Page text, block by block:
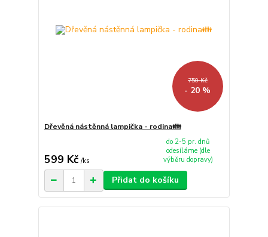
750 Kč
- 20 %
Dřevěná nástěnná lampička - rodina👪
599 Kč /ks
do 2-5 pr. dnů
odesíláme (dle
výběru dopravy)
Přidat do košíku